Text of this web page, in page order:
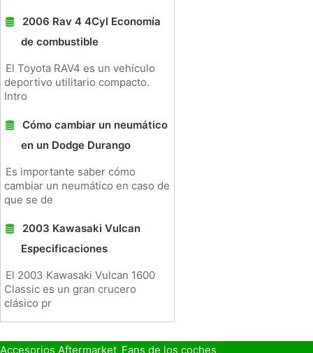
2006 Rav 4 4Cyl Economía
de combustible
El Toyota RAV4 es un vehículo
deportivo utilitario compacto.
Intro
Cómo cambiar un neumático
en un Dodge Durango
Es importante saber cómo
cambiar un neumático en caso de
que se de
2003 Kawasaki Vulcan
Especificaciones
El 2003 Kawasaki Vulcan 1600
Classic es un gran crucero
clásico pr
Accesorios Aftermarket Fans de los coches